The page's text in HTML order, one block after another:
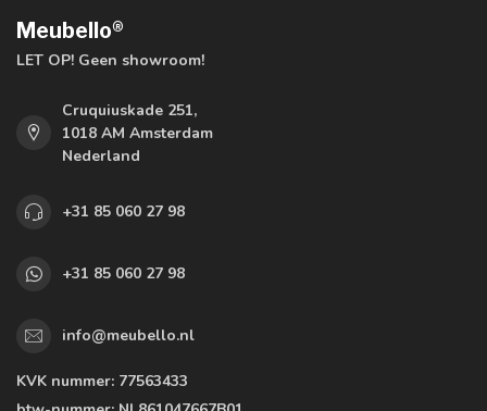
Meubello®
LET OP! Geen showroom!
Cruquiuskade 251,
1018 AM Amsterdam
Nederland
+31 85 060 27 98
+31 85 060 27 98
info@meubello.nl
KVK nummer: 77563433